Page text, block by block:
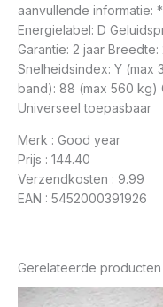
aanvullende informatie:
Energielabel: D
Garantie: 2 jaar
Snelheidsindex: Y (max
band): 88 (max 560 kg)
Universeel toepasbaar
Merk : Good year
Prijs : 144.40
Verzendkosten : 9.99
EAN : 5452000391926
Gerelateerde producten